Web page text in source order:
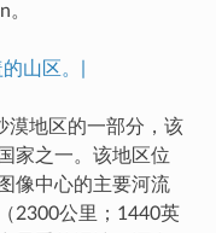
山区。|
漠地区的一部分，该
家之一。该地区位
像中心的主要河流
2300公里；1440英